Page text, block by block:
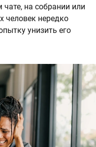
на собрании или
человек нередко
унизить его